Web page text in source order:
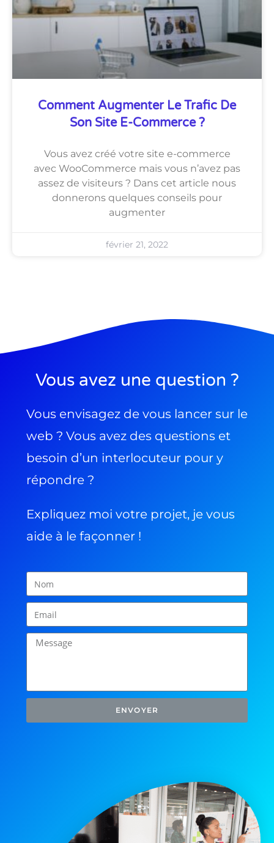
Comment Augmenter Le Trafic De
Son Site E-Commerce ?
Vous avez créé votre site e-commerce
avec WooCommerce mais vous n’avez pas
assez de visiteurs ? Dans cet article nous
donnerons quelques conseils pour
augmenter
février 21, 2022
Vous avez une question ?
Vous envisagez de vous lancer sur le
web ? Vous avez des questions et
besoin d’un interlocuteur pour y
répondre ?
Expliquez moi votre projet, je vous
aide à le façonner !
ENVOYER